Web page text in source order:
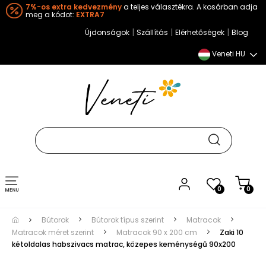
7%-os extra kedvezménya teljes választékra. A kosárban adja
meg a kódot: EXTRA7
Újdonságok | Szállítás | Elérhetőségek | Blog
Veneti HU
0 0
Toggle
navigation
Bútorok Bútorok típus szerint
Matracok
Matracok méret szerint
Matracok 90 x 200 cm
Zaki 10
kétoldalas habszivacs matrac, közepes keménységű 90x200